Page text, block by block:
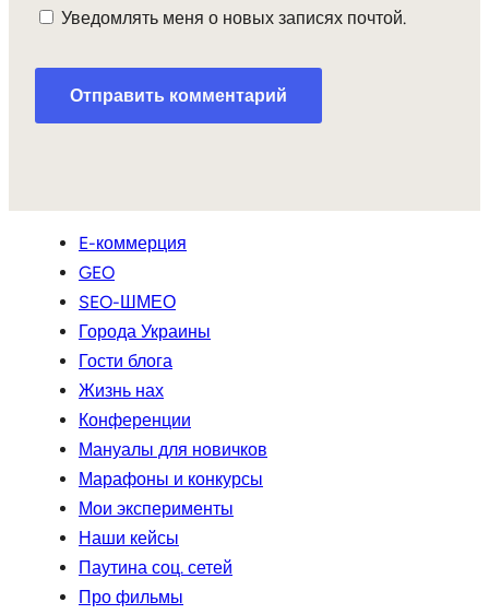
Уведомлять меня о новых записях почтой.
E-коммерция
GEO
SEO-ШМЕО
Города Украины
Гости блога
Жизнь нах
Конференции
Мануалы для новичков
Марафоны и конкурсы
Мои эксперименты
Наши кейсы
Паутина соц. сетей
Про фильмы